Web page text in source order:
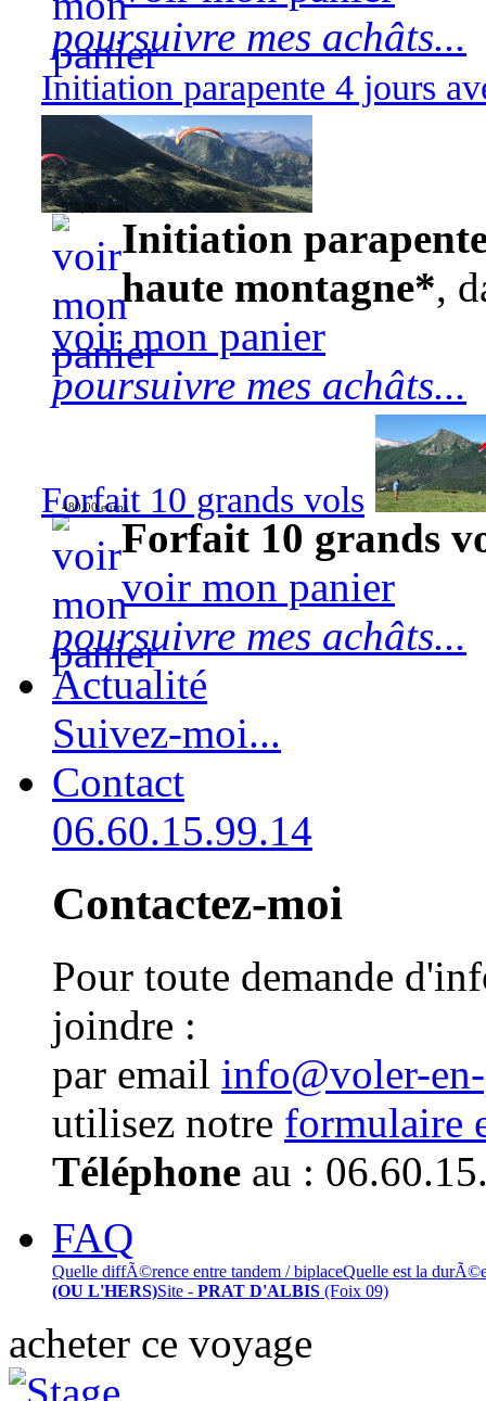
poursuivre mes achâts...
Initiation parapente 4 jours
570,00 euros
Initiation
haute montagne*,
voir mon panier
poursuivre mes achâts...
Forfait 10 grands vols
480,00 euros
Forfait 10 grands
voir mon panier
poursuivre mes achâts...
Actualité
Suivez-moi...
Contact
06.60.15.99.14
Contactez-moi
Pour toute demande
joindre :
par email info@voler-
utilisez notre formulaire
Téléphone au :
FAQ
Quelle diffÃ©rence entre tandem / biplaceQuelle est la
(OU L'HERS)Site - PRAT D'ALBIS (Foix 09)
acheter ce voyage